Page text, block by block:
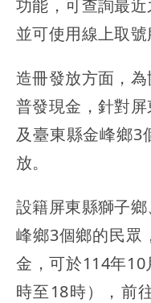
功能，可查詢最
並可使用線上取號
造冊發放方面，
普發現金，針對
及臺東縣金峰鄉3
放。
設籍屏東縣獅子
峰鄉3個鄉的民眾
金，可於114年
時至18時），前